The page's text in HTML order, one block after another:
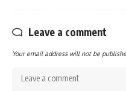
Leave a comment
Your email address will not be